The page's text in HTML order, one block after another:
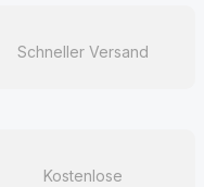
Schneller Versand
Kostenlose